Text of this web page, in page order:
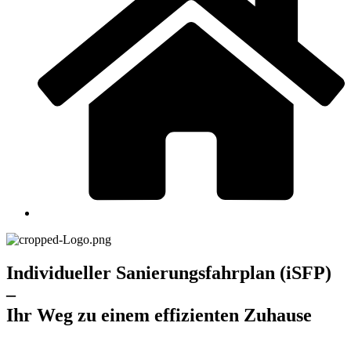
Individueller Sanierungsfahrplan (iSFP)
–
Ihr Weg zu einem effizienten Zuhause